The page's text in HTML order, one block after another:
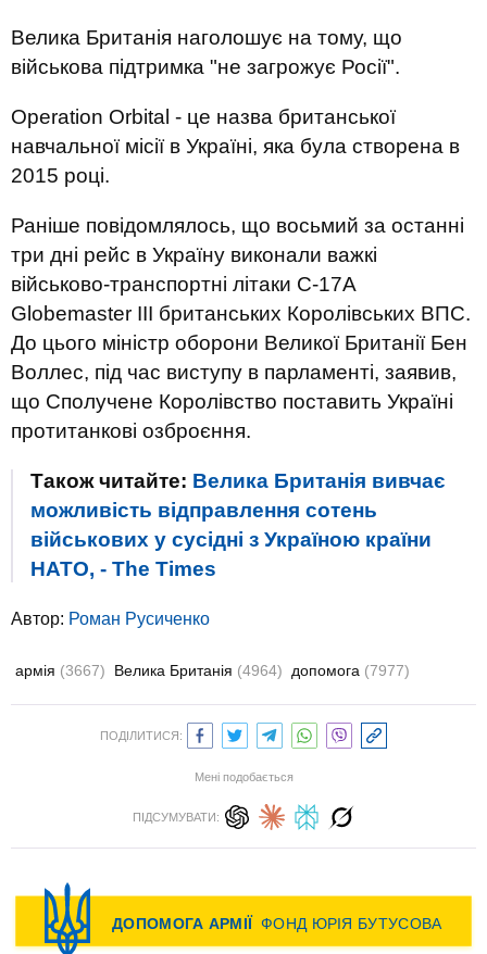
Велика Британія наголошує на тому, що
військова підтримка "не загрожує Росії".
Operation Orbital - це назва британської
навчальної місії в Україні, яка була створена в
2015 році.
Раніше повідомлялось, що восьмий за останні
три дні рейс в Україну виконали важкі
військово-транспортні літаки C-17A
Globemaster III британських Королівських ВПС.
До цього міністр оборони Великої Британії Бен
Воллес, під час виступу в парламенті, заявив,
що Сполучене Королівство поставить Україні
протитанкові озброєння.
Також читайте: Велика Британія вивчає
можливість відправлення сотень
військових у сусідні з Україною країни
НАТО, - The Times
Автор: Роман Русиченко
армія (3667) Велика Британія (4964) допомога (7977)
ПОДІЛИТИСЯ:
Мені подобається
ПІДСУМУВАТИ: